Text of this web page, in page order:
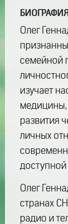
БИОГРАФИЯ
Олег
семейной
изучает
медицины,
развития
личных
доступной
Олег
странах
радио и